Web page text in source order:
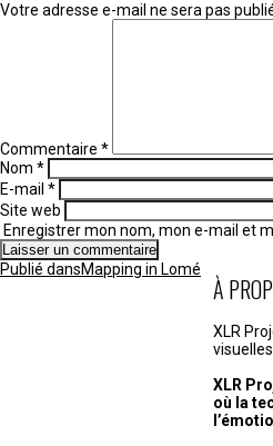
Votre adresse e-mail ne sera pas
Commentaire *
Nom *
E-mail *
Site web
Enregistrer mon nom, mon e-mail et
Navigation
de
Publié dansMapping in Lomé
À
XLR
XLR
où la